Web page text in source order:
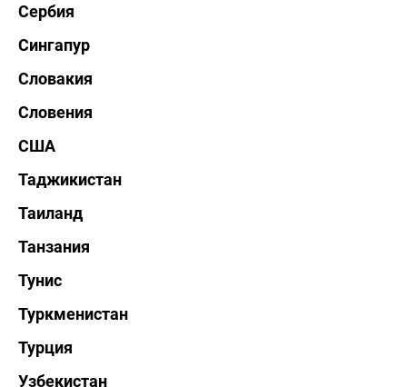
Сербия
Сингапур
Словакия
Словения
США
Таджикистан
Таиланд
Танзания
Тунис
Туркменистан
Турция
Узбекистан